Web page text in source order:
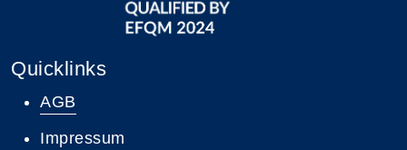
Quicklinks
AGB
Impressum